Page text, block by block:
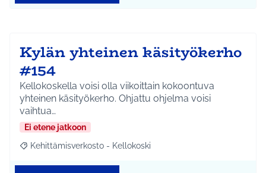
Kylän yhteinen käsityökerho
#154
Kellokoskella voisi olla viikoittain kokoontuva
yhteinen käsityökerho. Ohjattu ohjelma voisi
vaihtua…
Ei etene jatkoon
Rajaa tulokset aihepiirin mukaan: Kehittämisverkosto -
Kehittämisverkosto - Kellokoski